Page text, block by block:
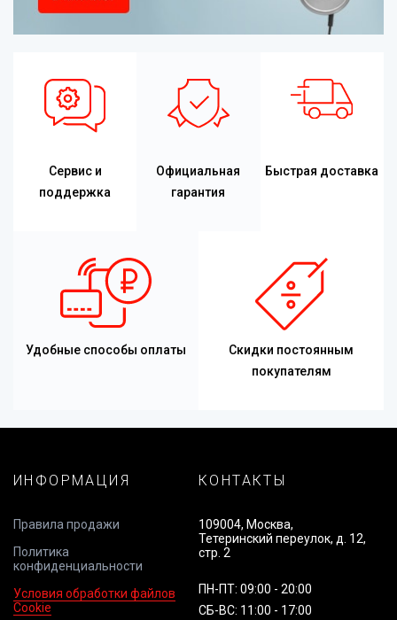
Сервис и
поддержка
Официальная
гарантия
Быстрая доставка
Удобные способы оплаты
Скидки постоянным
покупателям
ИНФОРМАЦИЯ
Правила продажи
Политика
конфиденциальности
Условия обработки файлов
Cookie
КОНТАКТЫ
109004, Москва,
Тетеринский переулок, д. 12,
стр. 2
ПН-ПТ: 09:00 - 20:00
СБ-ВС: 11:00 - 17:00